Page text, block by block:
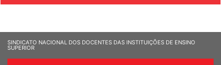
SINDICATO NACIONAL DOS DOCENTES DAS INSTITUIÇÕES DE ENSINO
SUPERIOR